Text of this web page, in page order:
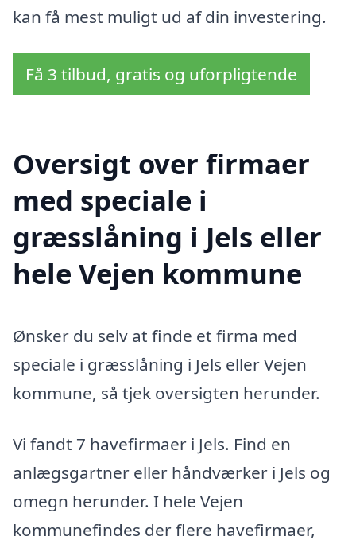
kan få mest muligt ud af din investering.
Få 3 tilbud, gratis og uforpligtende
Oversigt over firmaer
med speciale i
græsslåning i Jels eller
hele Vejen kommune
Ønsker du selv at finde et firma med
speciale i græsslåning i Jels eller Vejen
kommune, så tjek oversigten herunder.
Vi fandt 7 havefirmaer i Jels. Find en
anlægsgartner eller håndværker i Jels og
omegn herunder. I hele Vejen
kommunefindes der flere havefirmaer,